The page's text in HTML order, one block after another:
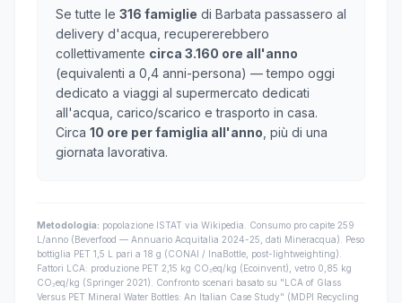
Se tutte le 316 famiglie di Barbata passassero al
delivery d'acqua, recupererebbero
collettivamente circa 3.160 ore all'anno
(equivalenti a 0,4 anni-persona) — tempo oggi
dedicato a viaggi al supermercato dedicati
all'acqua, carico/scarico e trasporto in casa.
Circa 10 ore per famiglia all'anno , più di una
giornata lavorativa.
Metodologia: popolazione ISTAT via Wikipedia. Consumo pro capite 259
L/anno (Beverfood — Annuario Acquitalia 2024-25, dati Mineracqua). Peso
bottiglia PET 1,5 L pari a 18 g (CONAI / InaBottle, post-lightweighting).
Fattori LCA: produzione PET 2,15 kg CO₂eq/kg (Ecoinvent), vetro 0,85 kg
CO₂eq/kg (Springer 2021). Confronto scenari basato su "LCA of Glass
Versus PET Mineral Water Bottles: An Italian Case Study" (MDPI Recycling